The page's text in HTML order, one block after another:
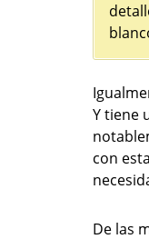
Y tiene
con
De las